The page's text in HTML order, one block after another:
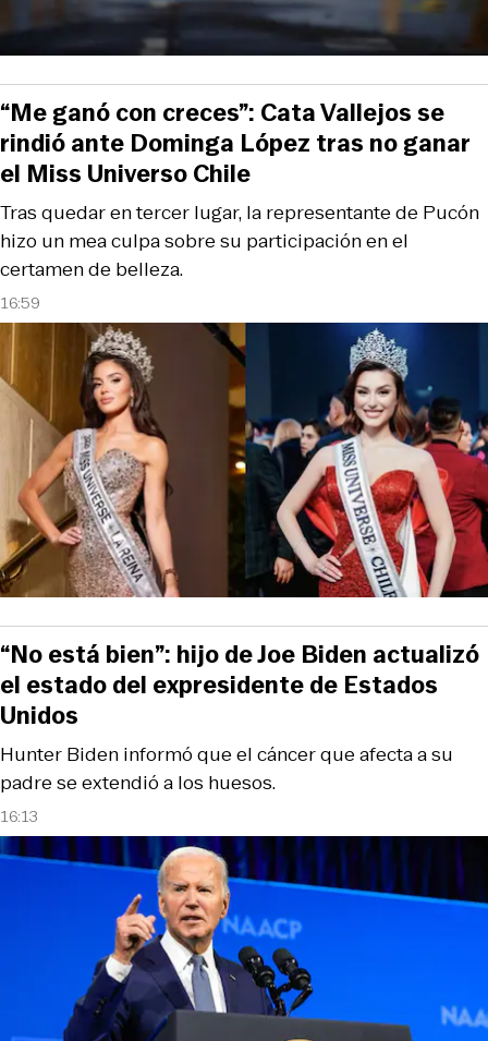
16:59
Tras quedar en tercer lugar, la representante de Pucón
hizo un mea culpa sobre su participación en el
certamen de belleza.
“Me ganó con creces”: Cata Vallejos se
rindió ante Dominga López tras no ganar
el Miss Universo Chile
16:13
Hunter Biden informó que el cáncer que afecta a su
padre se extendió a los huesos.
“No está bien”: hijo de Joe Biden actualizó
el estado del expresidente de Estados
Unidos